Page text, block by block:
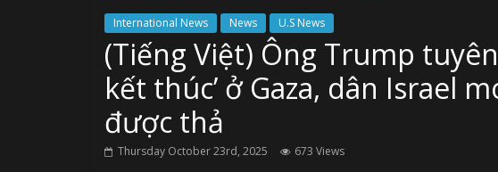
International News News U.S News
(Tiếng Việt) Ông Trump
kết thúc’ ở Gaza, dân Israel
được thả
Thursday October 23rd, 2025 673 Views